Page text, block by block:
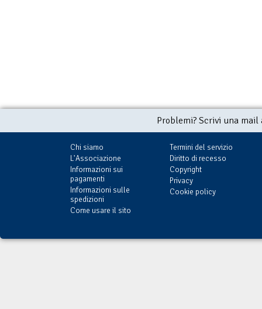
Problemi? Scrivi una
Chi siamo
L'Associazione
Informazioni sui
pagamenti
Informazioni sulle
spedizioni
Come usare il sito
Termini del servizio
Diritto di recesso
Copyright
Privacy
Cookie policy